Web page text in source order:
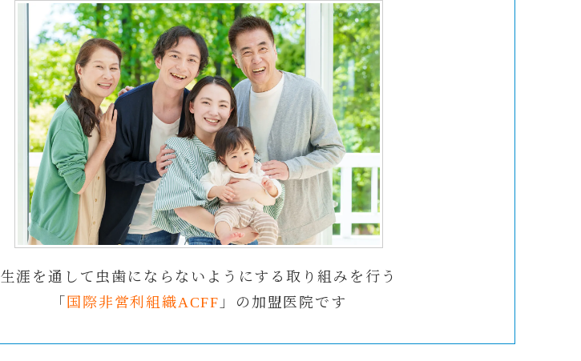
生涯を通して虫歯にならないようにする取り組みを行う
「 国際非営利組織ACFF 」の加盟医院です